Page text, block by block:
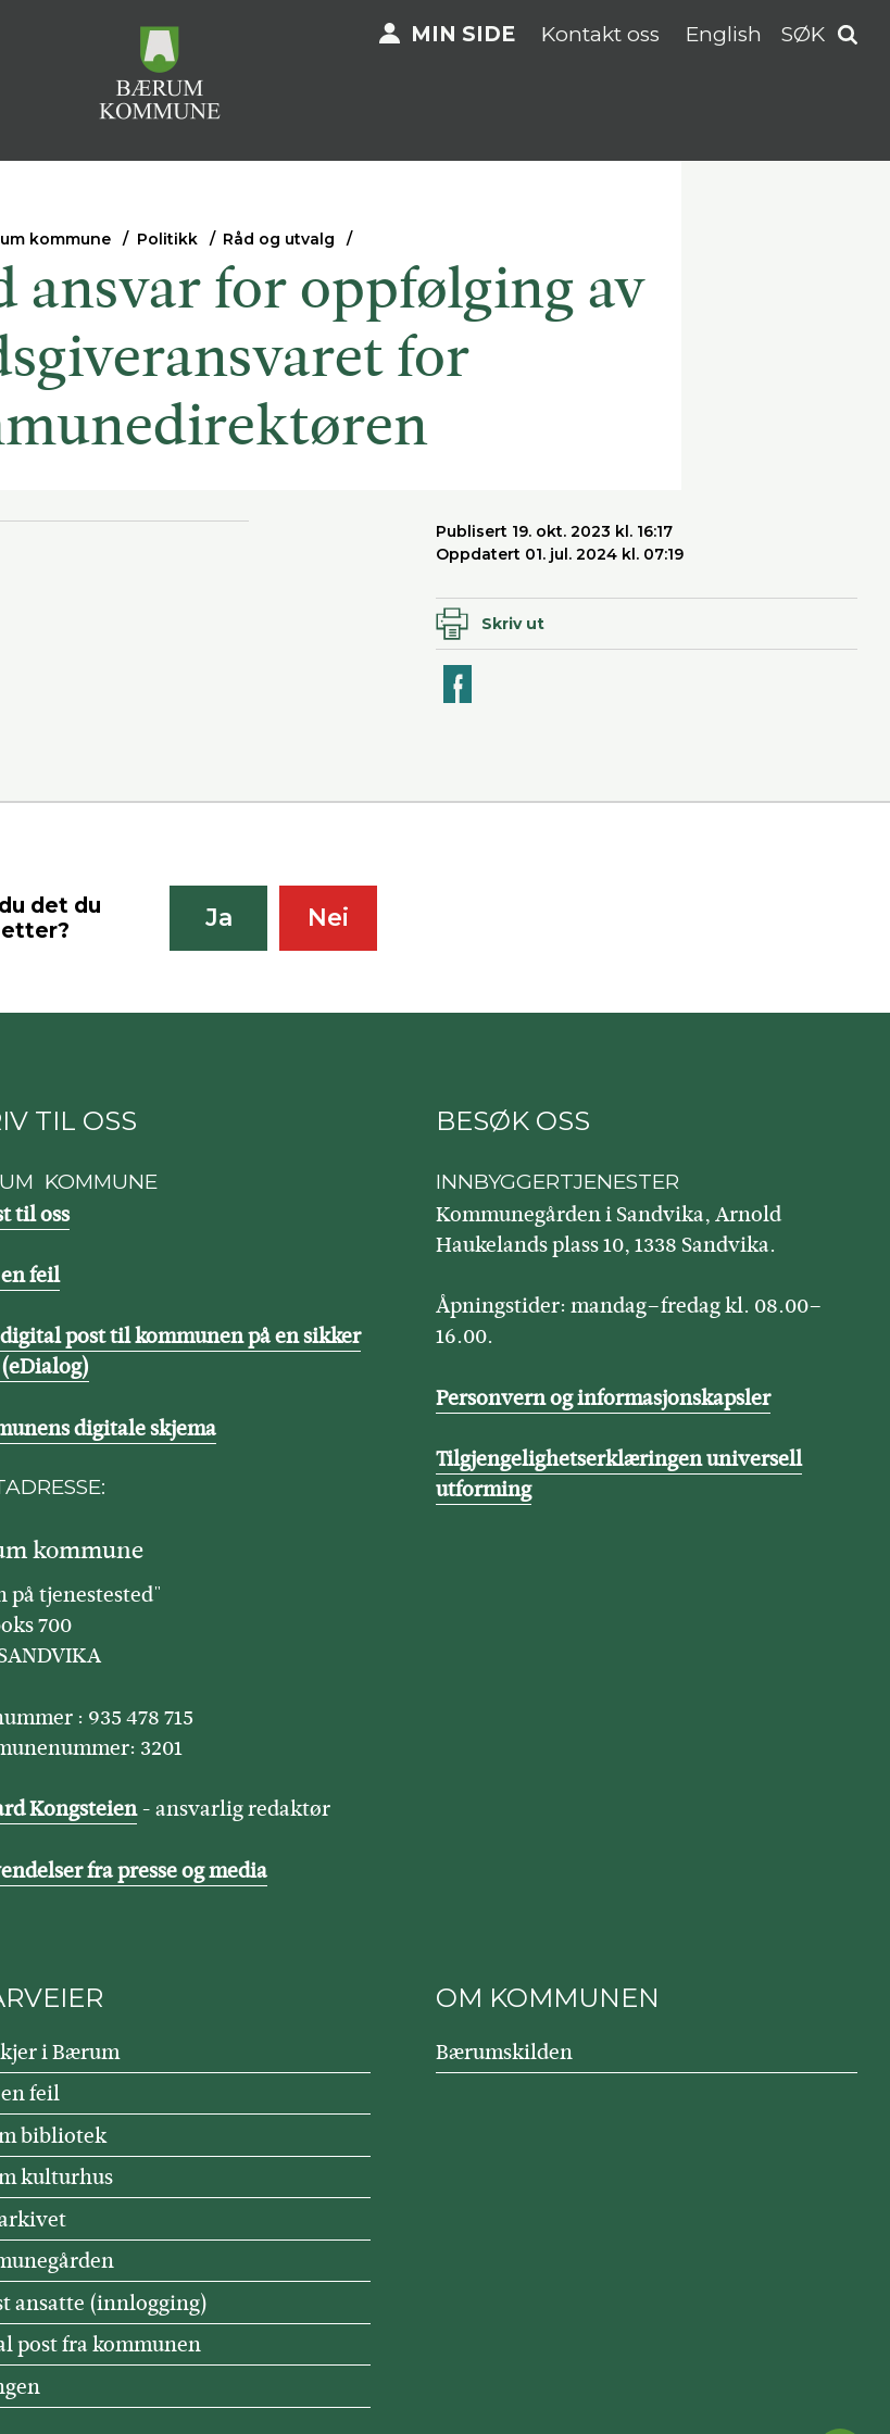
MIN SIDE Kontakt oss English SØK
kommune Politikk Råd og utvalg
ansvar for oppfølging av
for
Publisert 19. okt. 2023 kl. 16:17
Oppdatert 01. jul. 2024 kl. 07:19
Skriv ut
det du
Ja Nei
TIL OSS
KOMMUNE
til oss
feil
post til kommunen på en sikker
digitale skjema
kommune
på tjenestested"
700
: 935 478 715
3201
Kongsteien- ansvarlig redaktør
fra presse og media
BESØK OSS
INNBYGGERTJENESTER
Kommunegården i Sandvika, Arnold
Haukelands plass 10, 1338 Sandvika.
Åpningstider: mandag–fredag kl. 08.00–
16.00.
Personvern og informasjonskapsler
Tilgjengelighetserklæringen universell
utforming
i Bærum
feil
bibliotek
kulturhus
ansatte (innlogging)
post fra kommunen
OM KOMMUNEN
Bærumskilden